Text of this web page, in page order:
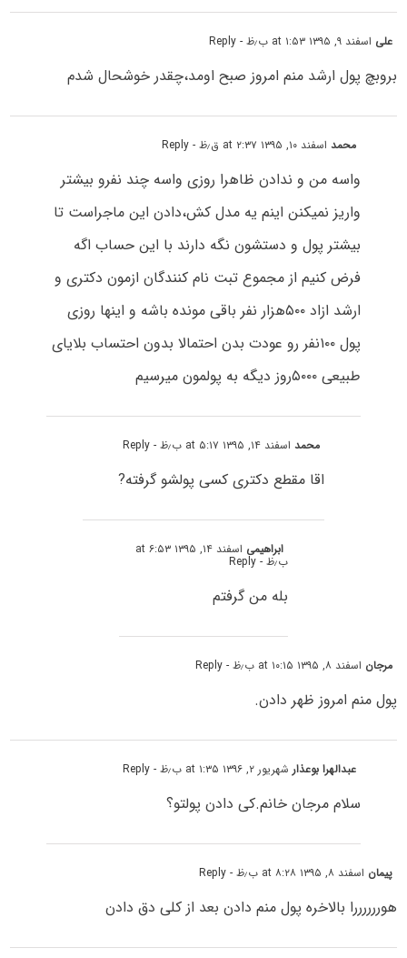
علی اسفند ۹, ۱۳۹۵ at ۱:۵۳ ب٫ظ - Reply
بروبچ پول ارشد منم امروز صبح اومد،چقدر خوشحال شدم
محمداسفند ۱۰, ۱۳۹۵ at ۲:۳۷ ق٫ظ - Reply
واسه من و ندادن ظاهرا روزی واسه چند نفرو بیشتر
واریز نمیکنن اینم یه مدل کش،دادن این ماجراست تا
بیشتر پول و دستشون نگه دارند با این حساب اگه
فرض کنیم از مجموع تبت نام کنندگان ازمون دکتری و
ارشد ازاد ۵۰۰هزار نفر باقی مونده باشه و اینها روزی
پول ۱۰۰نفر رو عودت بدن احتمالا بدون احتساب بلایای
طبیعی ۵۰۰۰روز دیگه به پولمون میرسیم
محمداسفند ۱۴, ۱۳۹۵ at ۵:۱۷ ب٫ظ - Reply
اقا مقطع دکتری کسی پولشو گرفته?
ابراهیمی اسفند ۱۴, ۱۳۹۵ at ۶:۵۳
ب٫ظ - Reply
بله من گرفتم
مرجان اسفند ۸, ۱۳۹۵ at ۱۰:۱۵ ب٫ظ - Reply
پول منم امروز ظهر دادن.
عبدالهرا بوعذارشهریور ۲, ۱۳۹۶ at ۱:۳۵ ب٫ظ - Reply
سلام مرجان خانم.کی دادن پولتو؟
پیمان اسفند ۸, ۱۳۹۵ at ۸:۲۸ ب٫ظ - Reply
هوررررررا بالاخره پول منم دادن بعد از کلی دق دادن